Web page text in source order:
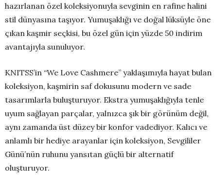
hazırlanan özel koleksiyonuyla sevginin en rafine halini
stil dünyasına taşıyor. Yumuşaklığı ve doğal lüksüyle öne
çıkan kaşmir seçkisi, bu özel gün için yüzde 50 indirim
avantajıyla sunuluyor.
KNITSS’in “We Love Cashmere” yaklaşımıyla hayat bulan
koleksiyon, kaşmirin saf dokusunu modern ve sade
tasarımlarla buluşturuyor. Ekstra yumuşaklığıyla tenle
uyum sağlayan parçalar, yalnızca şık bir görünüm değil,
aynı zamanda üst düzey bir konfor vadediyor. Kalıcı ve
anlamlı bir hediye arayanlar için koleksiyon, Sevgililer
Günü’nün ruhunu yansıtan güçlü bir alternatif
oluşturuyor.